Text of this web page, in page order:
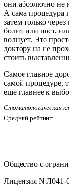
они абсолютно
А сама процедура
затем только
болит или ноет,
волнует. Это
доктору на не
стоить
Самое главное
самой процедуре,
еще главнее к
Стоматологическая
Средний рейтинг:
Общество с
Лицензия N Л041-